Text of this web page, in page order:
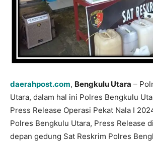
daerahpost.com, Bengkulu Utara –
Utara, dalam hal ini Polres Bengkulu
Press Release Operasi Pekat Nala I
Polres Bengkulu Utara, Press Release
depan gedung Sat Reskrim Polres